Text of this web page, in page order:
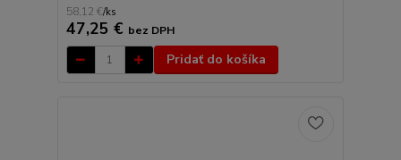
58,12 €/ks
47,25 € bez DPH
Pridať do košíka